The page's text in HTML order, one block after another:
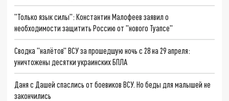
"Только язык силы": Константин Малофеев заявил о
необходимости защитить Россию от "нового Туапсе"
Сводка "налётов" ВСУ за прошедшую ночь с 28 на 29 апреля:
уничтожены десятки украинских БПЛА
Даня с Дашей спаслись от боевиков ВСУ. Но беды для малышей не
закончились